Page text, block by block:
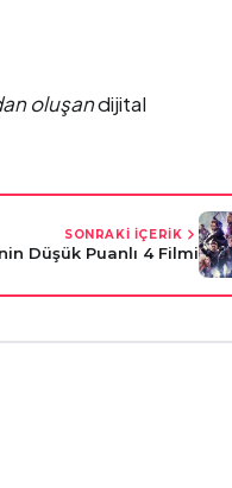
oluşandijital
SONRAKİ İÇERİK
Düşük Puanlı 4 Filmi